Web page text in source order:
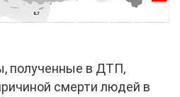
полученные в ДТП,
смерти людей в